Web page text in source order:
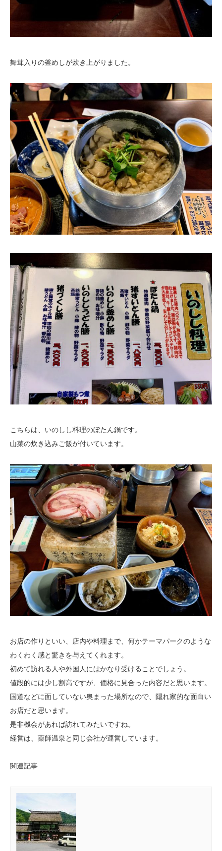
舞茸入りの釜めしが炊き上がりました。
こちらは、いのしし料理のぼたん鍋です。
山菜の炊き込みご飯が付いています。
お店の作りといい、店内や料理まで、何かテーマパークのような
わくわく感と驚きを与えてくれます。
初めて訪れる人や外国人にはかなり受けることでしょう。
値段的には少し割高ですが、価格に見合った内容だと思います。
国道などに面していない奥まった場所なので、隠れ家的な面白い
お店だと思います。
是非機会があれば訪れてみたいですね。
経営は、薬師温泉と同じ会社が運営しています。
関連記事